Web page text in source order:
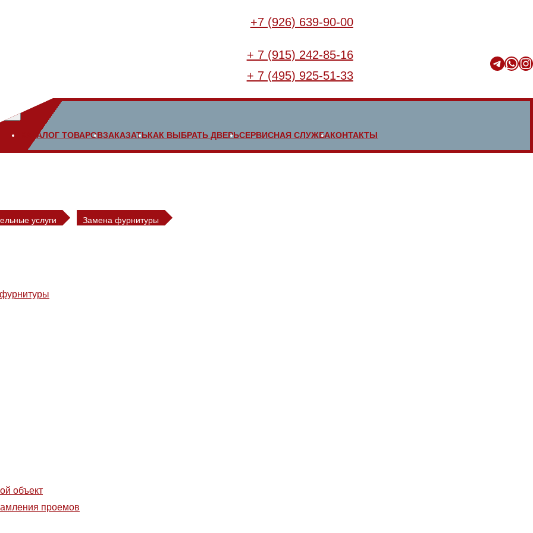
+7 (926) 639-90-00
+ 7 (915) 242-85-16
+ 7 (495) 925-51-33
TelegramWhatsApp Instagram
КАТАЛОГ ТОВАРОВЗАКАЗАТЬКАК ВЫБРАТЬ ДВЕРЬСЕРВИСНАЯ СЛУЖБАКОНТАКТЫ
услуги Замена фурнитуры
фурнитуры
объект
проемов